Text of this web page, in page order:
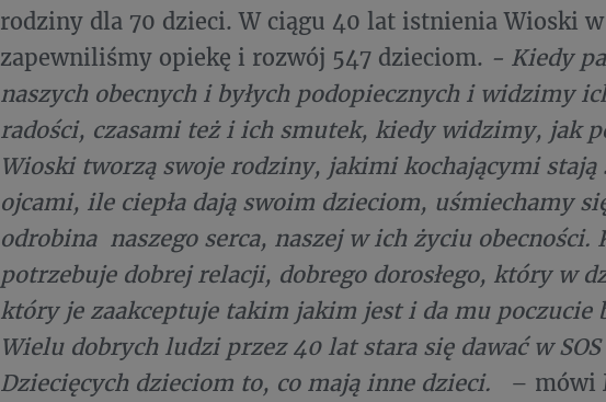
rodziny dla 70 dzieci. W ciągu 40 lat istnienia Wioski
zapewniliśmy opiekę i rozwój 547 dzieciom. - Kiedy
naszych obecnych i byłych podopiecznych i widzimy
radości, czasami też i ich smutek, kiedy widzimy, jak
Wioski tworzą swoje rodziny, jakimi kochającymi stają
ojcami, ile ciepła dają swoim dzieciom, uśmiechamy
odrobina naszego serca, naszej w ich życiu obecności.
potrzebuje dobrej relacji, dobrego dorosłego, który w
który je zaakceptuje takim jakim jest i da mu poczucie
Wielu dobrych ludzi przez 40 lat stara się dawać w
Dziecięcych dzieciom to, co mają inne dzieci. – mówi